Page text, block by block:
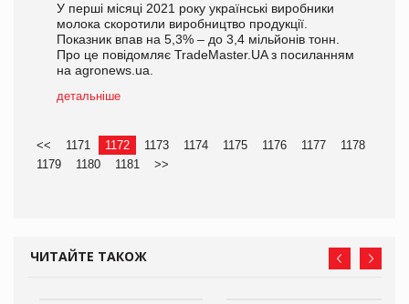
У перші місяці 2021 року українські виробники
молока скоротили виробництво продукції.
Показник впав на 5,3% – до 3,4 мільйонів тонн.
Про це повідомляє TradeMaster.UA з посиланням
на agronews.ua.
детальніше
<< 1171 1172 1173 1174 1175 1176 1177
1178
1179
1180 1181 >>
ЧИТАЙТЕ ТАКОЖ